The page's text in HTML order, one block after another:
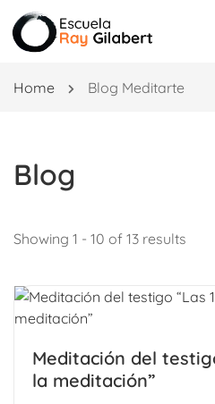
Home Blog Meditarte
Blog
Showing 1 - 10 of 13 results
Meditación del
la meditación”